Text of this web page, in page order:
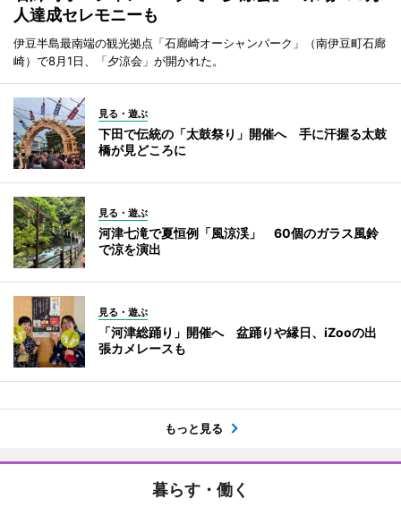
人達成セレモニーも
伊豆半島最南端の観光拠点「石廊崎オーシャンパーク」（南伊豆町石廊
崎）で8月1日、「夕涼会」が開かれた。
見る・遊ぶ
下田で伝統の「太鼓祭り」開催へ 手に汗握る太鼓
橋が見どころに
見る・遊ぶ
河津七滝で夏恒例「風涼渓」 60個のガラス風鈴
で涼を演出
見る・遊ぶ
「河津総踊り」開催へ 盆踊りや縁日、iZooの出
張カメレースも
もっと見る
暮らす・働く